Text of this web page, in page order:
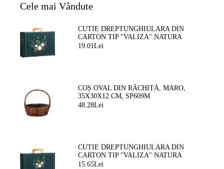
Cele mai Vândute
CUTIE DREPTUNGHIULARA DIN
CARTON TIP "VALIZA" NATURA
FERMECATA VERDE/AURIE, 34,2 X
19.01Lei
COȘ OVAL DIN RĂCHITĂ, MARO,
35X30X12 CM, SP609M
48.28Lei
CUTIE DREPTUNGHIULARA DIN
CARTON TIP "VALIZA" NATURA
FERMEATA VERDE/AURIE, 33,0 X 18,5
15.65Lei